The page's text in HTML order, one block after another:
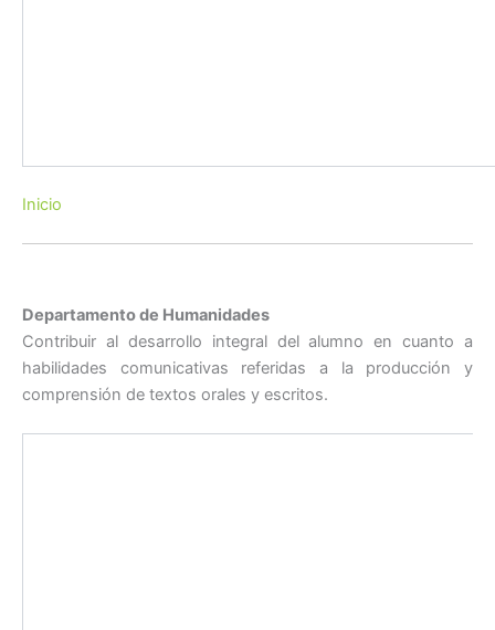
Inicio
Departamento de Humanidades
Contribuir al desarrollo integral del alumno en cuanto a
habilidades comunicativas referidas a la producción y
comprensión de textos orales y escritos.